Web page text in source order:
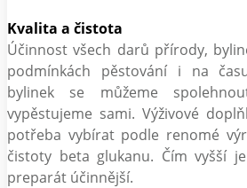
Kvalita a čistota
Účinnost všech darů přírody,
podmínkách pěstování i na
bylinek se můžeme
vypěstujeme sami. Výživové
potřeba vybírat podle renomé
čistoty beta glukanu. Čím vyšší
preparát účinnější.